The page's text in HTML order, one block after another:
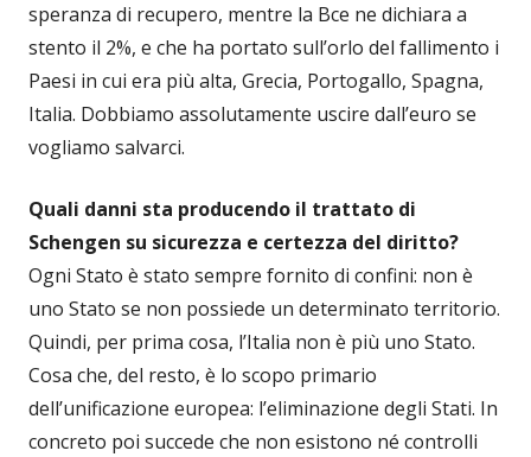
speranza di recupero, mentre la Bce ne dichiara a
stento il 2%, e che ha portato sull’orlo del fallimento i
Paesi in cui era più alta, Grecia, Portogallo, Spagna,
Italia. Dobbiamo assolutamente uscire dall’euro se
vogliamo salvarci.
Quali danni sta producendo il trattato di
Schengen su sicurezza e certezza del diritto?
Ogni Stato è stato sempre fornito di confini: non è
uno Stato se non possiede un determinato territorio.
Quindi, per prima cosa, l’Italia non è più uno Stato.
Cosa che, del resto, è lo scopo primario
dell’unificazione europea: l’eliminazione degli Stati. In
concreto poi succede che non esistono né controlli